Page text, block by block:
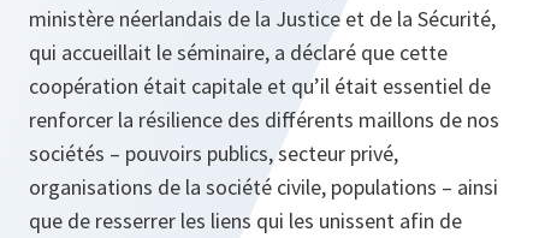
ministère néerlandais de la Justice et de la Sécurité,
qui accueillait le séminaire, a déclaré que cette
coopération était capitale et qu’il était essentiel de
renforcer la résilience des différents maillons de nos
sociétés – pouvoirs publics, secteur privé,
organisations de la société civile, populations – ainsi
que de resserrer les liens qui les unissent afin de